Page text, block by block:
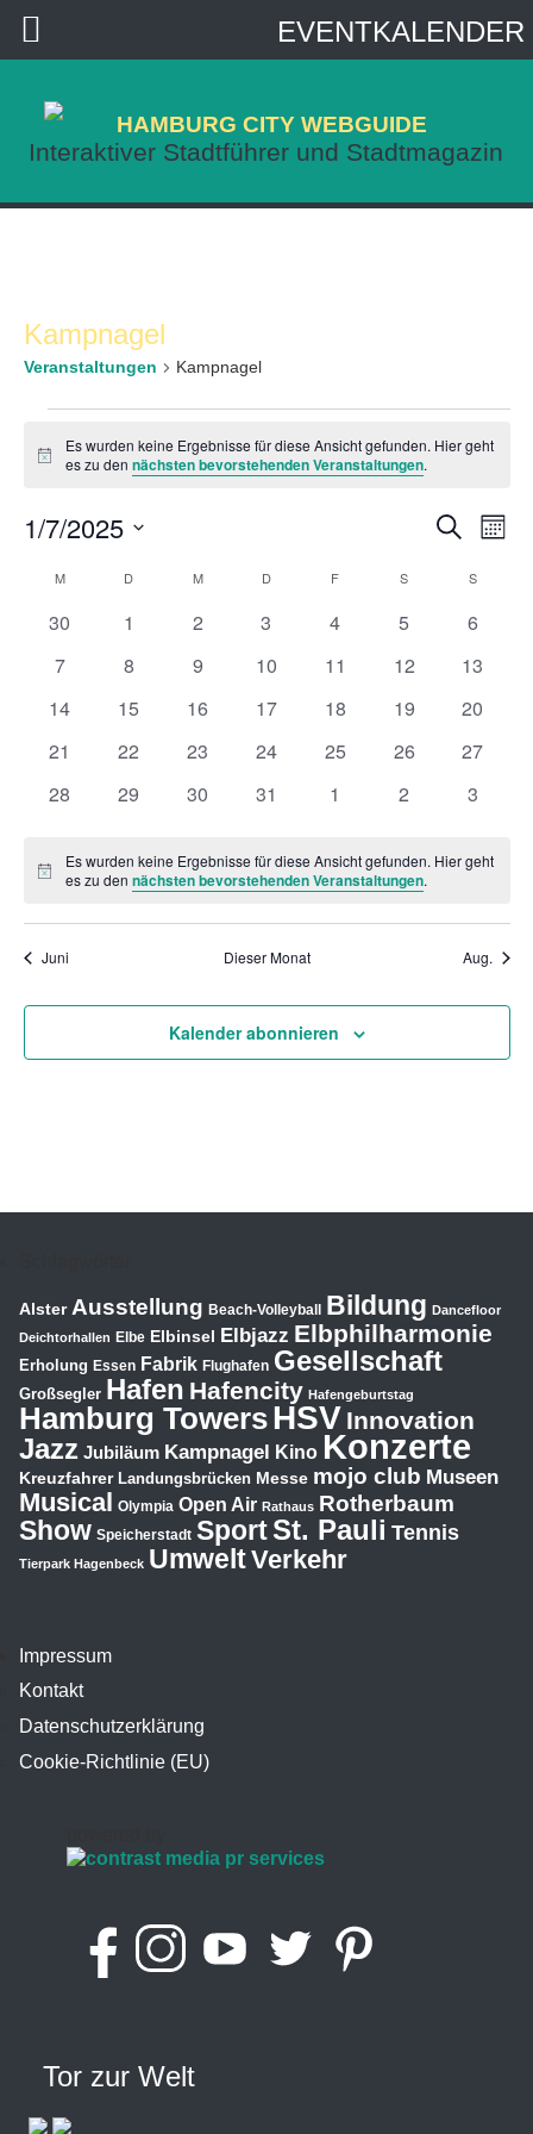
HAMBURG CITY WEBGUIDE
Interaktiver Stadtführer und Stadtmagazin
Kampnagel
Veranstaltungen Kampnagel
Hinweis
Es wurden keine Ergebnisse für diese Ansicht gefunden. Hier geht
es zu dennächsten bevorstehenden Veranstaltungen.
Suche
und
Suche
Monat
1/7/2025
wählen.
Kalender
Veranstaltungen
M D DIENSTAGMMITTWOCH
DDONNERSTAG
F S SAMSTAGS
0
30
0
1
0
2
0
3
0
4
0
5
0
6
0
7
0
8
0
9
0
10
0
11
0
12
0
13
0
14
0
15
0
16
0
17
0
18
0
19
0
20
0
21
0
22
0
23
0
24
0
25
0
26
0
27
0
28
0
29
0
30
0
31
0
1
0
2
0
3
Hinweis
Es wurden keine Ergebnisse für diese Ansicht gefunden. Hier geht
es zu dennächsten bevorstehenden Veranstaltungen.
Juni Dieser Monat Aug.
Kalender abonnieren
Tor zur Welt
Impressum
Kontakt
Datenschutzerklärung
Cookie-Richtlinie (EU)
Alster Ausstellung Beach-Volleyball Bildung Dancefloor
Deichtorhallen Elbe Elbinsel Elbjazz Elbphilharmonie
Erholung Essen Fabrik Flughafen Gesellschaft
Großsegler Hafen Hafencity Hafengeburtstag
Hamburg TowersHSV Innovation
Jazz Jubiläum Kampnagel Kino Konzerte
Kreuzfahrer Landungsbrücken Messe mojo club Museen
Musical Olympia Open Air Rathaus Rotherbaum
Show Speicherstadt SportSt. Pauli Tennis
Tierpark Hagenbeck UmweltVerkehr
EVENTKALENDER